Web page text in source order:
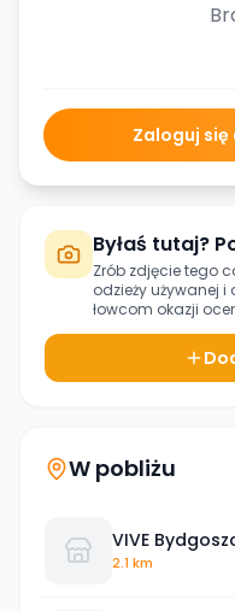
Zaloguj
Byłaś tutaj?
Zrób zdjęcie tego
odzieży używanej i
łowcom okazji
W pobliżu
VIVE
2.1 km